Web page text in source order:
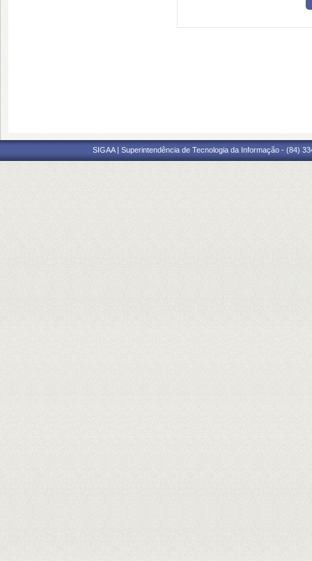
SIGAA | Superintendência de Tecnologia da Informação - (84)